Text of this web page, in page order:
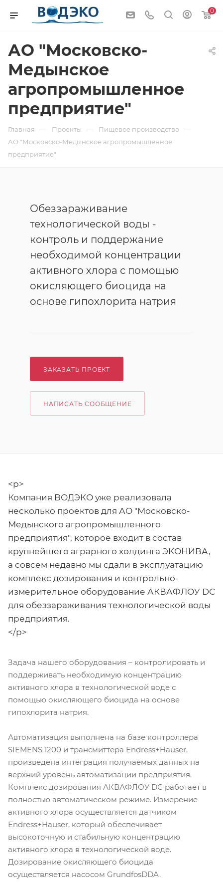
0
АО "Московско-
Медынское
агропромышленное
предприятие"
Главная — Проекты — Пищевое производство —
АО "Московско-Медынское агропромышленное
предприятие"
Обеззараживание
технологической воды -
контроль и поддержание
необходимой концентрации
активного хлора с помощью
окисляющего биоцида на
основе гипохлорита натрия
ЗАКАЗАТЬ ПРОЕКТ
НАПИСАТЬ СООБЩЕНИЕ
<p>
Компания ВОДЭКО уже реализовала
несколько проектов для АО "Московско-
Медынского агропромышленного
предприятия", которое входит в состав
крупнейшего аграрного холдинга ЭКОНИВА,
а совсем недавно мы сдали в эксплуатацию
комплекс дозирования и контрольно-
измерительное оборудование АКВАФЛОУ DС
для обеззараживания технологической воды
предприятия.
</p>
Задача нашего оборудования – контролировать и
поддерживать необходимую концентрацию
активного хлора в технологической воде с
помощью окисляющего биоцида на основе
гипохлорита натрия.
Автоматизация выполнена на базе контроллера
SIEMENS 1200 и трансмиттера Endress+Hauser,
произведена интеграция получаемых данных на
верхний уровень автоматизации предприятия.
Комплекс дозирования АКВАФЛОУ DС работает в
полностью автоматическом режиме. Измерение
активного хлора осуществляется датчиком
Endress+Hauser, который обеспечивает
высокоточную и стабильную концентрацию
активного хлора в технологической воде.
Дозирование окисляющего биоцида
осуществляется насосом GrundfosDDA.